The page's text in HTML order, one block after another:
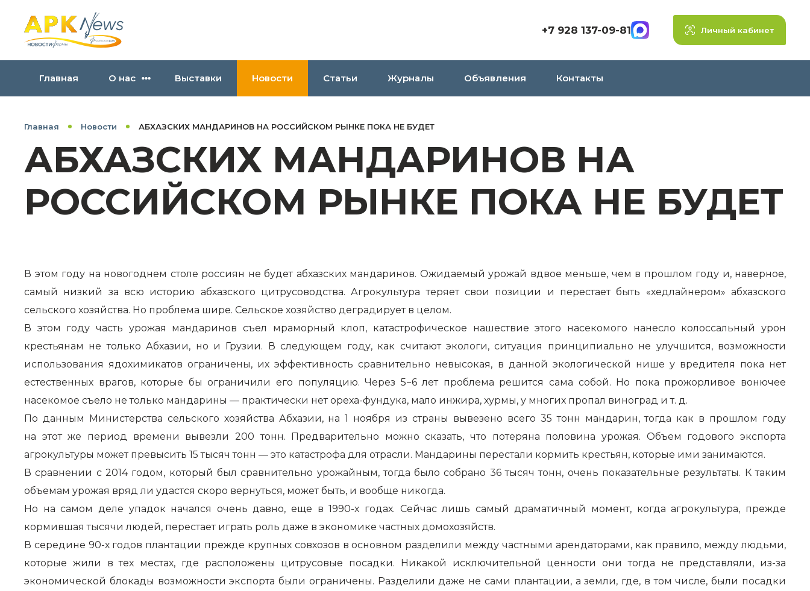
+7 928 137-09-81 Личный кабинет
Главная О нас Выставки Новости Статьи Журналы Объявления Контакты
Главная Новости АБХАЗСКИХ МАНДАРИНОВ НА РОССИЙСКОМ РЫНКЕ ПОКА НЕ БУДЕТ
АБХАЗСКИХ МАНДАРИНОВ НА
РОССИЙСКОМ РЫНКЕ ПОКА НЕ БУДЕТ
В этом году на новогоднем столе россиян не будет абхазских мандаринов. Ожидаемый урожай вдвое меньше, чем в прошлом году и, наверное,
самый низкий за всю историю абхазского цитрусоводства. Агрокультура теряет свои позиции и перестает быть «хедлайнером» абхазского
сельского хозяйства. Но проблема шире. Сельское хозяйство деградирует в целом.
В этом году часть урожая мандаринов съел мраморный клоп, катастрофическое нашествие этого насекомого нанесло колоссальный урон
крестьянам не только Абхазии, но и Грузии. В следующем году, как считают экологи, ситуация принципиально не улучшится, возможности
использования ядохимикатов ограничены, их эффективность сравнительно невысокая, в данной экологической нише у вредителя пока нет
естественных врагов, которые бы ограничили его популяцию. Через 5−6 лет проблема решится сама собой. Но пока прожорливое вонючее
насекомое съело не только мандарины — практически нет ореха-фундука, мало инжира, хурмы, у многих пропал виноград и т. д.
По данным Министерства сельского хозяйства Абхазии, на 1 ноября из страны вывезено всего 35 тонн мандарин, тогда как в прошлом году
на этот же период времени вывезли 200 тонн. Предварительно можно сказать, что потеряна половина урожая. Объем годового экспорта
агрокультуры может превысить 15 тысяч тонн — это катастрофа для отрасли. Мандарины перестали кормить крестьян, которые ими занимаются.
В сравнении с 2014 годом, который был сравнительно урожайным, тогда было собрано 36 тысяч тонн, очень показательные результаты. К таким
объемам урожая вряд ли удастся скоро вернуться, может быть, и вообще никогда.
Но на самом деле упадок начался очень давно, еще в 1990-х годах. Сейчас лишь самый драматичный момент, когда агрокультура, прежде
кормившая тысячи людей, перестает играть роль даже в экономике частных домохозяйств.
В середине 90-х годов плантации прежде крупных совхозов в основном разделили между частными арендаторами, как правило, между людьми,
которые жили в тех местах, где расположены цитрусовые посадки. Никакой исключительной ценности они тогда не представляли, из-за
экономической блокады возможности экспорта были ограничены. Разделили даже не сами плантации, а земли, где, в том числе, были посадки